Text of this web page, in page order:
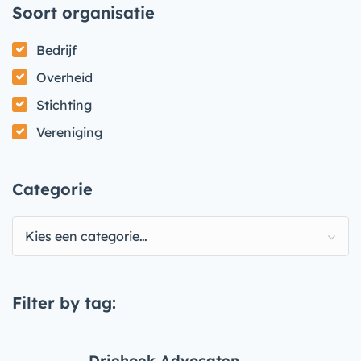
Soort organisatie
Bedrijf
Overheid
Stichting
Vereniging
Categorie
Kies een categorie…
Filter by tag: